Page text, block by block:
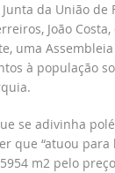
da União de
João
uma
à população
se adivinha
que “atuou para
m2 pelo